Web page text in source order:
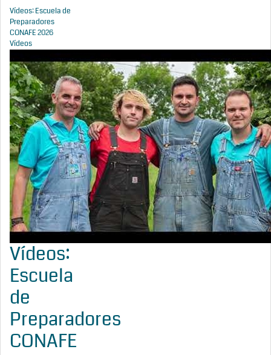
Vídeos: Escuela de
Preparadores
CONAFE 2026
Vídeos
Vídeos:
Escuela
de
Preparadores
CONAFE